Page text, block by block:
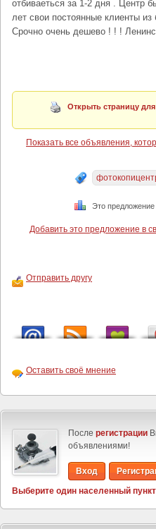
отбиваеться за 1-2 дня . Центр
лет свои постоянные клиенты
Срочно очень дешево ! ! !
Открыть страницу для
Показать все объявления,
Это
Добавить это предложение в
Отправить другу
Оставить своё мнение
После регистрации
объявлениями!
Вход
Выберите один населенный пункт